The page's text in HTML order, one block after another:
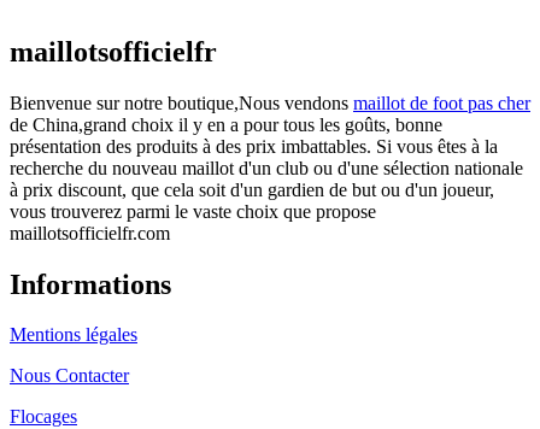
maillotsofficielfr
Bienvenue sur notre boutique,Nous vendons maillot de foot pas cher
de China,grand choix il y en a pour tous les goûts, bonne
présentation des produits à des prix imbattables. Si vous êtes à la
recherche du nouveau maillot d'un club ou d'une sélection nationale
à prix discount, que cela soit d'un gardien de but ou d'un joueur,
vous trouverez parmi le vaste choix que propose
maillotsofficielfr.com
Informations
Mentions légales
Nous Contacter
Flocages